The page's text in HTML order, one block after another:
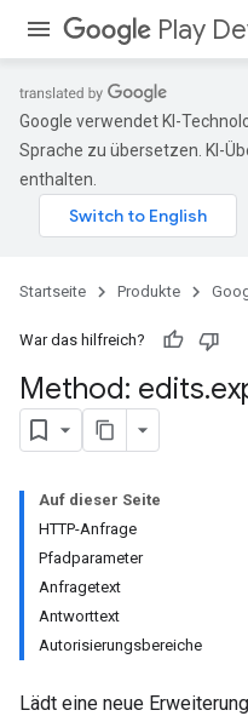
Play
Google verwendet KI-
Sprache zu übersetzen. KI-
enthalten.
Startseite Produkte
War das hilfreich?
Method: edits.
Auf dieser Seite
HTTP-Anfrage
Pfadparameter
Anfragetext
Antworttext
Autorisierungsbereiche
Lädt eine neue